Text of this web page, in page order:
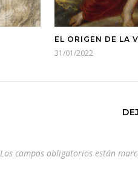
EL ORIGEN DE LA
31/01/2022
Los campos obligatorios están